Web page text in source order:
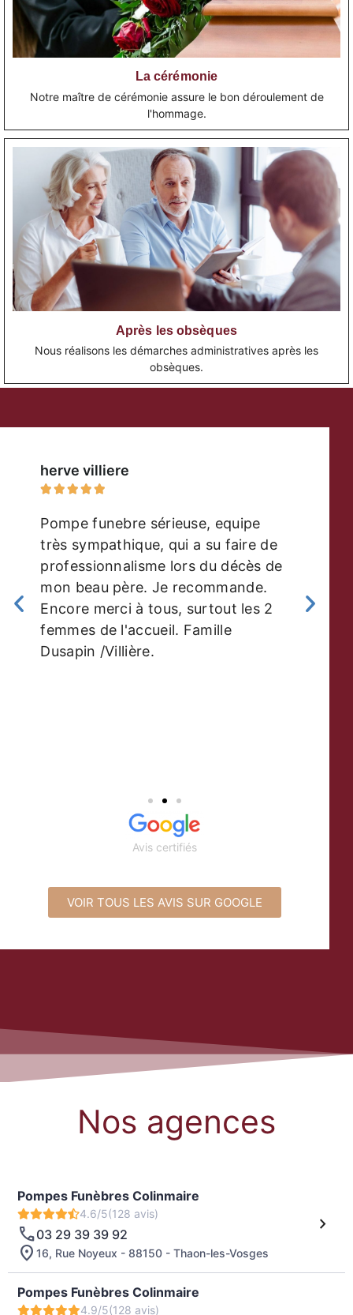
La cérémonie
Notre maître de cérémonie assure le bon déroulement de
l'hommage.
Après les obsèques
Nous réalisons les démarches administratives après les
obsèques.
herve villiere
    
Pompe funebre sérieuse, equipe
très sympathique, qui a su faire de
professionnalisme lors du décès de
mon beau père. Je recommande.
Encore merci à tous, surtout les 2
femmes de l'accueil. Famille
Dusapin /Villière.
Avis certifiés
VOIR TOUS LES AVIS SUR GOOGLE
Nos agences
Pompes Funèbres Colinmaire
4.6/5(128 avis)
03 29 39 39 92
16, Rue Noyeux - 88150 - Thaon-les-Vosges
Pompes Funèbres Colinmaire
4.9/5(128 avis)